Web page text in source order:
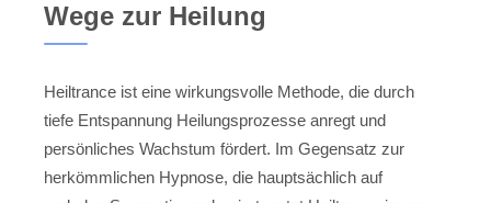
Wege zur Heilung
Heiltrance ist eine wirkungsvolle Methode, die durch
tiefe Entspannung Heilungsprozesse anregt und
persönliches Wachstum fördert. Im Gegensatz zur
herkömmlichen Hypnose, die hauptsächlich auf